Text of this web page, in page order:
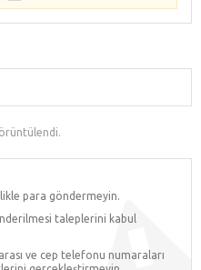
para göndermeyin.
taleplerini kabul
ve cep telefonu numaraları